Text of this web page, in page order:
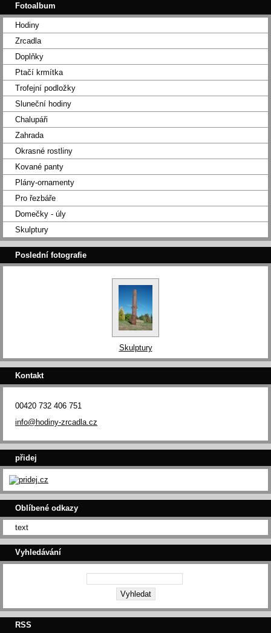
Fotoalbum
Hodiny
Zrcadla
Doplňky
Ptačí krmítka
Trofejní podložky
Sluneční hodiny
Chalupáři
Zahrada
Okrasné rostliny
Kované panty
Plány-ornamenty
Pro řezbáře
Domečky - úly
Skulptury
Poslední fotografie
Skulptury
Kontakt
00420 732 406 751
info@hodiny-zrcadla.cz
přidej
Oblíbené odkazy
text
Vyhledávání
RSS